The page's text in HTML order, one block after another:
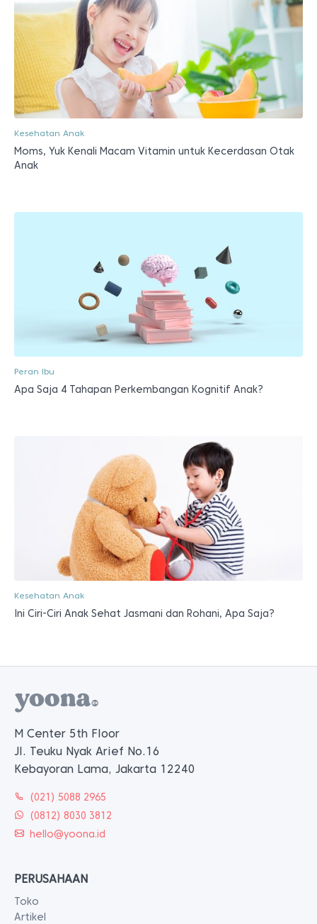
Kesehatan Anak
Moms, Yuk Kenali Macam Vitamin untuk Kecerdasan Otak
Anak
Peran Ibu
Apa Saja 4 Tahapan Perkembangan Kognitif Anak?
Kesehatan Anak
Ini Ciri-Ciri Anak Sehat Jasmani dan Rohani, Apa Saja?
M Center 5th Floor
Jl. Teuku Nyak Arief No.16
Kebayoran Lama, Jakarta 12240
(021) 5088 2965
(0812) 8030 3812
hello@yoona.id
PERUSAHAAN
Toko
Artikel